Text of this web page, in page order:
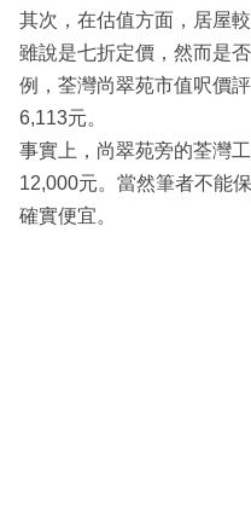
其次，在估值方面，居屋
雖說是七折定價，然而是
例，荃灣尚翠苑市值呎價
6,113元。
事實上，尚翠苑旁的荃灣
12,000元。當然筆者不能
確實便宜。